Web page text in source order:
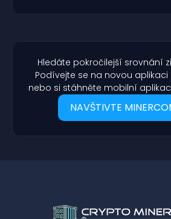
Hledáte pokročilejší srovnání
Podívejte se na novou
nebo si stáhněte mobilní
NAVŠTIVTE